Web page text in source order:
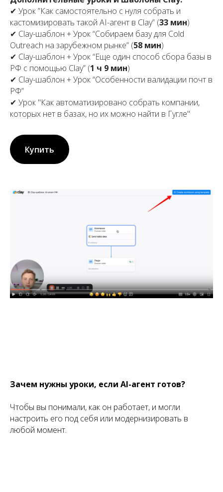
✔ Урок ”Как самостоятельно с нуля собрать и
кастомизировать такой AI-агент в Clay” (33 мин)
✔ Clay-шаблон + Урок “Собираем базу для Cold
Outreach на зарубежном рынке” (58 мин)
✔ Clay-шаблон + Урок “Еще один способ сбора базы в
РФ с помощью Clay” (1 ч 9 мин)
✔ Clay-шаблон + Урок “Особенности валидации почт в
РФ”
✔ Урок "Как автоматизировано собрать компании,
которых нет в базах, но их можно найти в Гугле"
Купить
Зачем нужны уроки, если AI-агент готов?
Чтобы вы понимали, как он работает, и могли
настроить его под себя или модернизировать в
любой момент.